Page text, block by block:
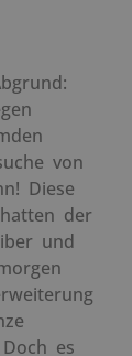
von
Diese
der
und
es